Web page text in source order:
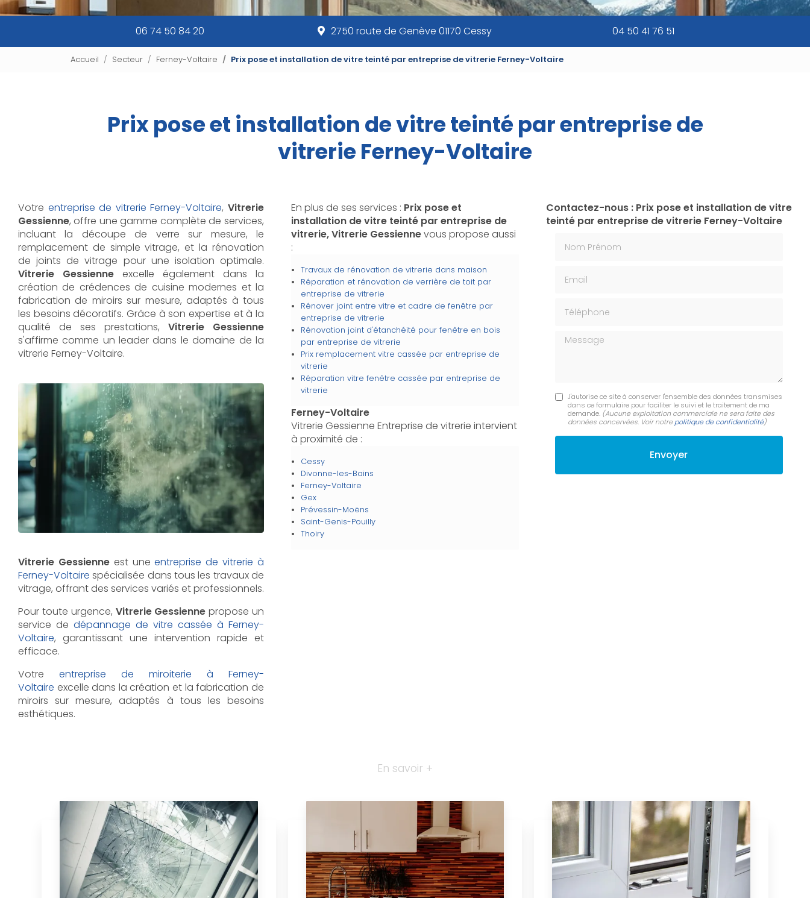
06 74 50 84 20 2750 route de Genève 01170 Cessy 04 50 41 76 51
Accueil Secteur Ferney-Voltaire Prix pose et installation de vitre teinté par entreprise de vitrerie Ferney-Voltaire
Prix pose et installation de vitre teinté par entreprise de
vitrerie Ferney-Voltaire
Votre entreprise de vitrerie Ferney-Voltaire,Vitrerie
Gessienne, offre une gamme complète de services,
incluant la découpe de verre sur mesure, le
remplacement de simple vitrage, et la rénovation
de joints de vitrage pour une isolation optimale.
Vitrerie Gessienne excelle également dans la
création de crédences de cuisine modernes et la
fabrication de miroirs sur mesure, adaptés à tous
les besoins décoratifs. Grâce à son expertise et à la
qualité de ses prestations, Vitrerie Gessienne
s'affirme comme un leader dans le domaine de la
vitrerie Ferney-Voltaire.
Vitrerie Gessienneest uneentreprise de vitrerie à
Ferney-Voltaire spécialisée dans tous les travaux de
vitrage, offrant des services variés et professionnels.
Pour toute urgence, Vitrerie Gessienne propose un
service de dépannage de vitre cassée à Ferney-
Voltaire, garantissant une intervention rapide et
efficace.
Votre entreprise de miroiterie à Ferney-
Voltaire excelle dans la création et la fabrication de
miroirs sur mesure, adaptés à tous les besoins
esthétiques.
En plus de ses services : Prix pose et
installation de vitre teinté par entreprise de
vitrerie, Vitrerie Gessiennevous propose aussi
:
Travaux de rénovation de vitrerie dans maison
Réparation et rénovation de verrière de toit par
entreprise de vitrerie
Rénover joint entre vitre et cadre de fenêtre par
entreprise de vitrerie
Rénovation joint d'étanchéité pour fenêtre en bois
par entreprise de vitrerie
Prix remplacement vitre cassée par entreprise de
vitrerie
Réparation vitre fenêtre cassée par entreprise de
vitrerie
Ferney-Voltaire
Vitrerie Gessienne Entreprise de vitrerie intervient
à proximité de :
Cessy
Divonne-les-Bains
Ferney-Voltaire
Gex
Prévessin-Moëns
Saint-Genis-Pouilly
Thoiry
Contactez-nous : Prix pose et installation de vitre
teinté par entreprise de vitrerie Ferney-Voltaire
Message
J'autorise ce site à conserver l'ensemble des données transmises
dans ce formulaire pour faciliter le suivi et le traitement de ma
demande. (Aucune exploitation commerciale ne sera faite des
données concervées. Voir notrepolitique de confidentialité)
En savoir +